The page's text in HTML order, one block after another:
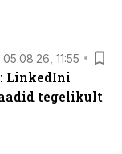
05.08.26, 11:55
LinkedIni
tegelikult